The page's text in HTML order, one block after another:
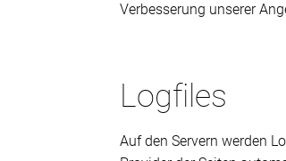
Verbesserung unserer
Logfiles
Auf den Servern werden